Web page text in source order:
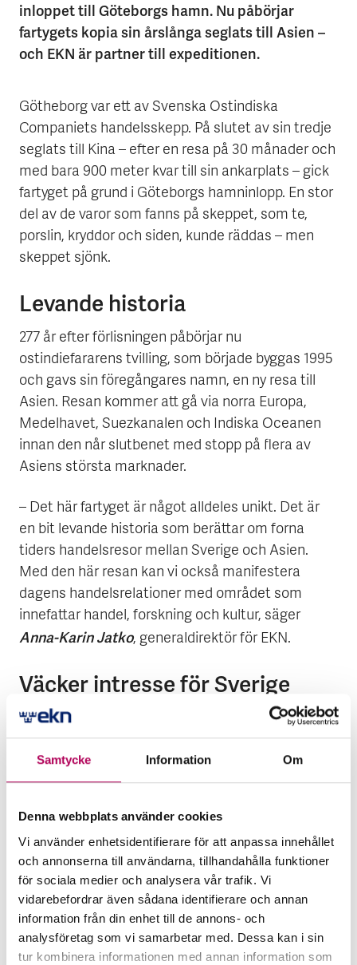
Samtycke Information Om
Denna webbplats använder cookies
Vi använder enhetsidentifierare för att anpassa innehållet
och annonserna till användarna, tillhandahålla funktioner
för sociala medier och analysera vår trafik. Vi
vidarebefordrar även sådana identifierare och annan
information från din enhet till de annons- och
analysföretag som vi samarbetar med. Dessa kan i sin
tur kombinera informationen med annan information som
inloppet till Göteborgs hamn. Nu påbörjar
fartygets kopia sin årslånga seglats till Asien –
och EKN är partner till expeditionen.
Götheborg var ett av Svenska Ostindiska
Companiets handelsskepp. På slutet av sin tredje
seglats till Kina – efter en resa på 30 månader och
med bara 900 meter kvar till sin ankarplats – gick
fartyget på grund i Göteborgs hamninlopp. En stor
del av de varor som fanns på skeppet, som te,
porslin, kryddor och siden, kunde räddas – men
skeppet sjönk.
Levande historia
277 år efter förlisningen påbörjar nu
ostindiefararens tvilling, som började byggas 1995
och gavs sin föregångares namn, en ny resa till
Asien. Resan kommer att gå via norra Europa,
Medelhavet, Suezkanalen och Indiska Oceanen
innan den når slutbenet med stopp på flera av
Asiens största marknader.
– Det här fartyget är något alldeles unikt. Det är
en bit levande historia som berättar om forna
tiders handelsresor mellan Sverige och Asien.
Med den här resan kan vi också manifestera
dagens handelsrelationer med området som
innefattar handel, forskning och kultur, säger
Anna-Karin Jatko, generaldirektör för EKN.
Väcker intresse för Sverige
När skeppet anländer till sina destinationer
kommer det att firas med stora evenemang för
både allmänheten och företag. Den jättelika
replikan av 1700-talsskeppet, som dessutom är
byggmetoder, väcker stort intresse var den än
befinner sig. Det är något som svenska företag
kan dra nytta av.
– Att delta i de här evenemangen blir som att
delta på en mässa eller en världsutställning,
upphöjt till tio. Jungfruresan till Kina 2005 skapade